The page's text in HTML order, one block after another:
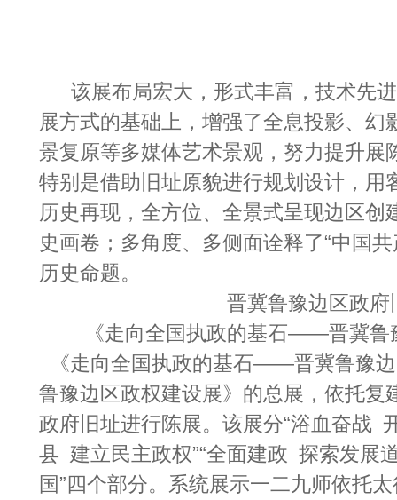
该展布局宏大，形式丰富，技术先
展方式的基础上，增强了全息投影、幻
景复原等多媒体艺术景观，努力提升展
特别是借助旧址原貌进行规划设计，用
历史再现，全方位、全景式呈现边区创
史画卷；多角度、多侧面诠释了“中国
历史命题。
晋冀鲁豫边区政府
《走向全国执政的基石——晋冀鲁
《走向全国执政的基石——晋冀鲁豫
鲁豫边区政权建设展》的总展，依托复
政府旧址进行陈展。该展分“浴血奋战
县 建立民主政权”“全面建政 探索发展
国”四个部分。系统展示一二九师依托